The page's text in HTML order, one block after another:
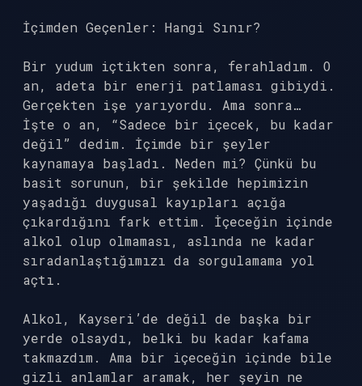
İçimden Geçenler: Hangi Sınır?
Bir yudum içtikten sonra, ferahladım. O
an, adeta bir enerji patlaması gibiydi.
Gerçekten işe yarıyordu. Ama sonra…
İşte o an, “Sadece bir içecek, bu kadar
değil” dedim. İçimde bir şeyler
kaynamaya başladı. Neden mi? Çünkü bu
basit sorunun, bir şekilde hepimizin
yaşadığı duygusal kayıpları açığa
çıkardığını fark ettim. İçeceğin içinde
alkol olup olmaması, aslında ne kadar
sıradanlaştığımızı da sorgulamama yol
açtı.
Alkol, Kayseri’de değil de başka bir
yerde olsaydı, belki bu kadar kafama
takmazdım. Ama bir içeceğin içinde bile
gizli anlamlar aramak, her şeyin ne